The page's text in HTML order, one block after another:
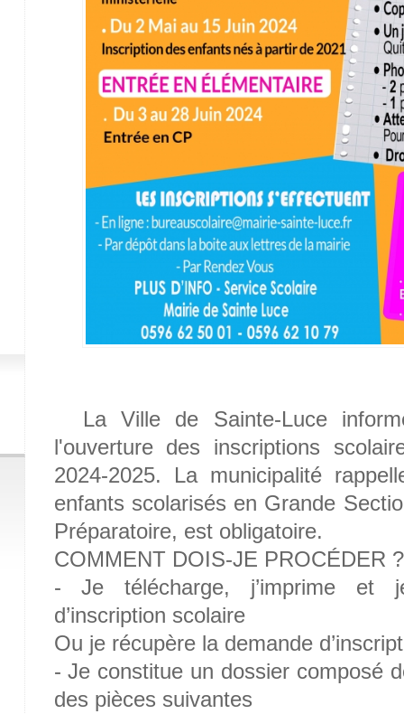
La Ville de Sainte-Luce
l'ouverture des inscriptions
2024-2025. La municipalité
enfants scolarisés en Grande
Préparatoire, est obligatoire.
COMMENT DOIS-JE PROCÉDER ?
- Je télécharge, j’imprime et
d’inscription scolaire
Ou je récupère la demande
- Je constitue un dossier composé
des pièces suivantes